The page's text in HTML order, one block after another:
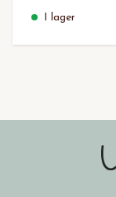
I lager